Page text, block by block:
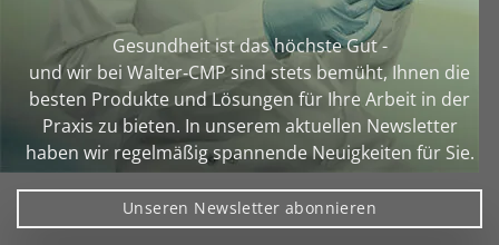
Gesundheit ist das höchste Gut -
und wir bei Walter‑CMP sind stets bemüht, Ihnen die
besten Produkte und Lösungen für Ihre Arbeit in der
Praxis zu bieten. In unserem aktuellen Newsletter
haben wir regelmäßig spannende Neuigkeiten für Sie.
Unseren Newsletter abonnieren